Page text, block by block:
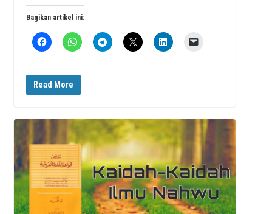
Bagikan artikel ini:
Read More